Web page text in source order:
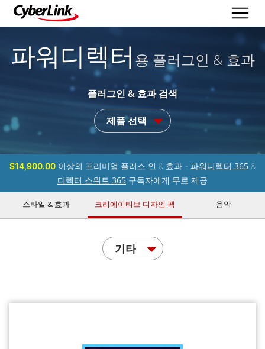
파워디렉터 용 플러그인 & 효과
플러그인 & 효과 검색
제품 선택
$14,900.00 이상의 프리미엄 플러스 인 & 효과 - 파워디렉터 365 &
디렉터 스위트 365 구독자에게 무료 제공
스타일 & 효과 크리에이티브 디자인 팩 음악
기타